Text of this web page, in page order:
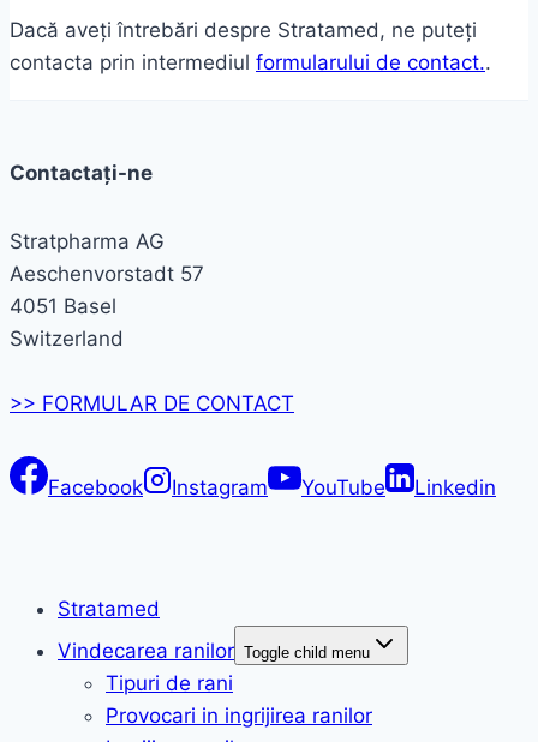
Dacă aveți întrebări despre Stratamed, ne puteți
contacta prin intermediul formularului de contact..
Contactați-ne
Stratpharma AG
Aeschenvorstadt 57
4051 Basel
Switzerland
>> FORMULAR DE CONTACT
Facebook Instagram YouTube Linkedin
Stratamed
Vindecarea ranilor Toggle child menu
Tipuri de rani
Provocari in ingrijirea ranilor